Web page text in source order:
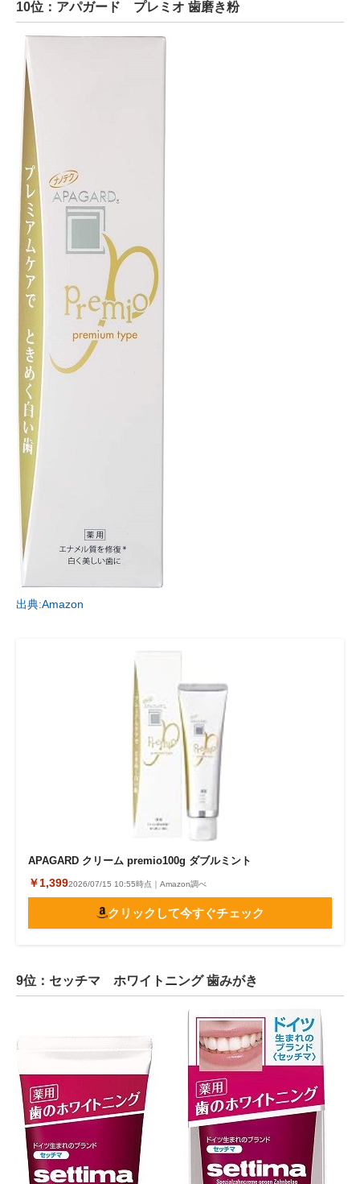
10位：アパガード プレミオ 歯磨き粉
出典:Amazon
APAGARD クリーム premio100g ダブルミント
￥1,3992026/07/15 10:55時点｜Amazon調べ
クリックして今すぐチェック
9位：セッチマ ホワイトニング 歯みがき